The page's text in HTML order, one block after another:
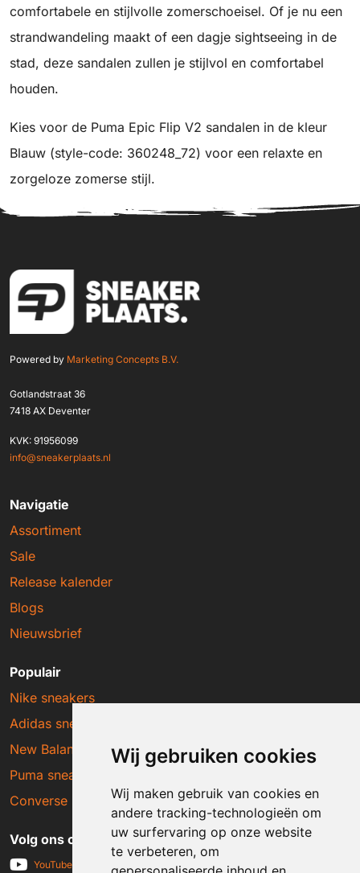
Wij gebruiken cookies
Wij maken gebruik van cookies en
andere tracking-technologieën om
uw surfervaring op onze website
te verbeteren, om
comfortabele en stijlvolle zomerschoeisel. Of je nu een
strandwandeling maakt of een dagje sightseeing in de
stad, deze sandalen zullen je stijlvol en comfortabel
houden.
Kies voor de Puma Epic Flip V2 sandalen in de kleur
Blauw (style-code: 360248_72) voor een relaxte en
zorgeloze zomerse stijl.
Powered by Marketing Concepts B.V.
Gotlandstraat 36
7418 AX Deventer
KVK: 91956099
info@sneakerplaats.nl
Navigatie
Assortiment
Sale
Release kalender
Blogs
Nieuwsbrief
Populair
Nike sneakers
Adidas sneakers
New Balance sneakers
Puma sneakers
Converse sneakers
Volg ons op social media
YouTube